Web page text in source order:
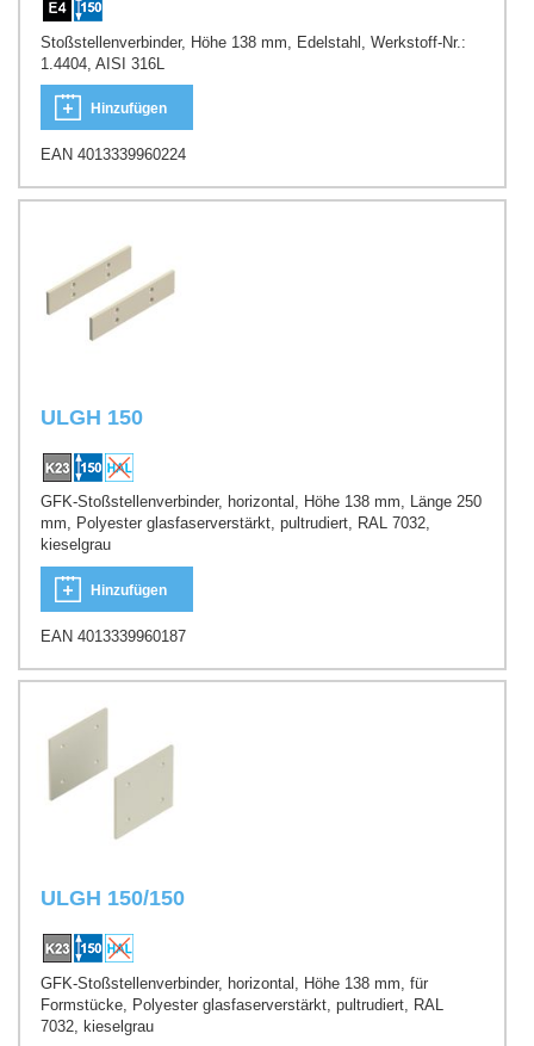
Stoßstellenverbinder, Höhe 138 mm, Edelstahl, Werkstoff-Nr.:
1.4404, AISI 316L
Hinzufügen
EAN 4013339960224
ULGH 150
GFK-Stoßstellenverbinder, horizontal, Höhe 138 mm, Länge 250
mm, Polyester glasfaserverstärkt, pultrudiert, RAL 7032,
kieselgrau
Hinzufügen
EAN 4013339960187
ULGH 150/150
GFK-Stoßstellenverbinder, horizontal, Höhe 138 mm, für
Formstücke, Polyester glasfaserverstärkt, pultrudiert, RAL
7032, kieselgrau